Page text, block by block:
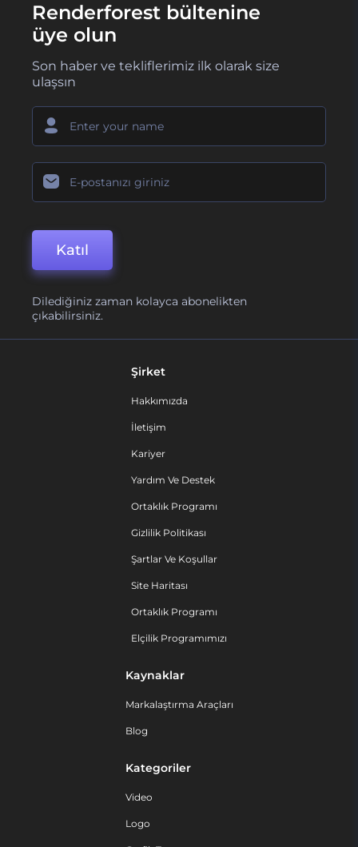
Renderforest bültenine
üye olun
Son haber ve tekliflerimiz ilk olarak size
ulaşsın
Katıl
Dilediğiniz zaman kolayca abonelikten
çıkabilirsiniz.
Şirket
Hakkımızda
İletişim
Kariyer
Yardım Ve Destek
Ortaklık Programı
Gizlilik Politikası
Şartlar Ve Koşullar
Site Haritası
Ortaklık Programı
Elçilik Programımızı
Kaynaklar
Markalaştırma Araçları
Blog
Kategoriler
Video
Logo